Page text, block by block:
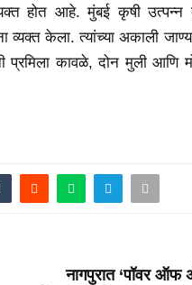
होत आहे. मुंबई कृषी उत्पन्न
केला. त्यांच्या अकाली
कावळे, दोन मुली आणि
नागपुरात ‘पॉवर ऑफ